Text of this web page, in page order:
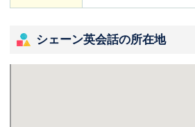
シェーン英会話の所在地